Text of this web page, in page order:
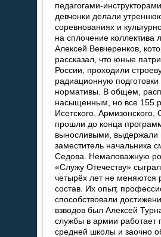
педагогами-
девчонки делали
соревнованиях и
на сплочение
Алексей Вевчеренков,
рассказал, что юные
России, проходили
радиационную
нормативы. В общем,
насыщенным, но все 155
Исетского, Армизонского,
прошли до конца
выносливыми, выдержали
заместитель начальника
Седова. Немаловажную
«Служу Отечеству»
четырёх лет не меняются
состав. Их опыт,
способствовали
взводов был Алексей
службы в армии
средней школы и заочно